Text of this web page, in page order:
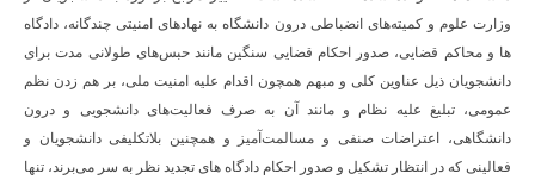
وزارت علوم و کمیته‌های انضباطی درون دانشگاه به نهادهای امنیتی چندگانه، دادگاه
ها و محاکم قضایی، صدور احکام قضایی سنگین مانند حبس‌های طولانی مدت برای
دانشجویان ذیل عناوین کلی و مبهم همچون اقدام علیه امنیت ملی، بر هم زدن نظم
عمومی، تبلیغ علیه نظام و مانند آن به صرف فعالیت‌های دانشجویی و درون
دانشگاهی، اعتراضات صنفی و مسالمت‌آمیز و همچنین بلاتکلیفی دانشجویان و
فعالینی که در انتظار تشکیل و صدور احکام دادگاه های تجدید نظر به سر می‌برند، تنها